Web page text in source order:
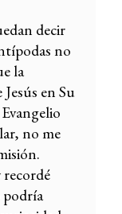
decir
no
la
en Su
no me
recordé
podría